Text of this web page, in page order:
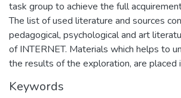
task group to achieve the full
The list of used literature and sources
pedagogical, psychological and art
of INTERNET. Materials which helps to
the results of the exploration, are placed
Keywords